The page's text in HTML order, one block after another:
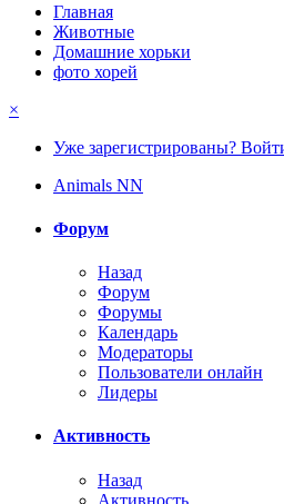
Главная
Животные
Домашние хорьки
фото хорей
×
Уже зарегистрированы?
Animals NN
Форум
Назад
Форум
Форумы
Календарь
Модераторы
Пользователи онлайн
Лидеры
Активность
Назад
Активность